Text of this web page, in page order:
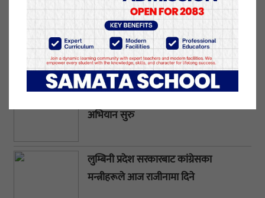
ताजा अपडेट
आजदेखि लुम्बिनीमा एमालेको पुनःजागरण
अभियान सुरु
लुम्बिनी प्रदेश सरकारबाट कांग्रेसका
मन्त्रीहरूले आज राजीनामा दिने